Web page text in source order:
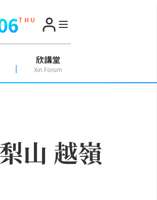
T H U
欣講堂
Xin Forum
山 越嶺